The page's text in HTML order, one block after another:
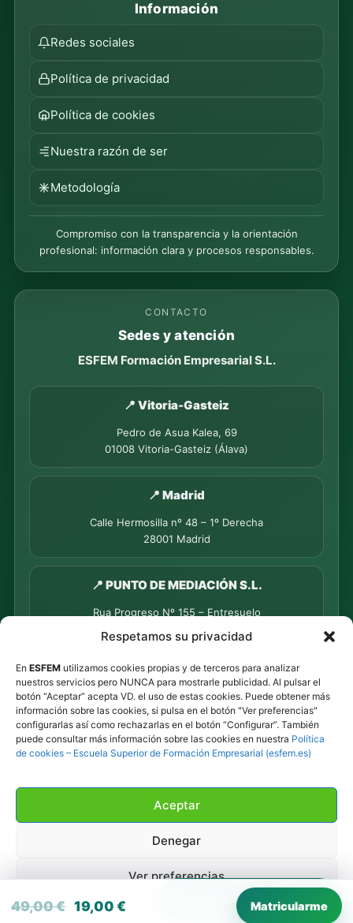
Respetamos su privacidad
En ESFEM utilizamos cookies propias y de terceros para analizar
nuestros servicios pero NUNCA para mostrarle publicidad. Al pulsar el
botón “Aceptar” acepta VD. el uso de estas cookies. Puede obtener más
información sobre las cookies, si pulsa en el botón "Ver preferencias"
configurarlas así como rechazarlas en el botón “Configurar”. También
puede consultar más información sobre las cookies en nuestra Política
de cookies – Escuela Superior de Formación Empresarial (esfem.es)
Aceptar
Denegar
Ver preferencias
Política de cookies Política de privacidad
Habla con una asesora
49,00€ El precio original era: 49,00 €.
19,00€ El precio actual es: 19,00 €.
Matricularme
Información
Redes sociales
Política de privacidad
Política de cookies
Nuestra razón de ser
Metodología
Compromiso con la transparencia y la orientación
profesional: información clara y procesos responsables.
CONTACTO
Sedes y atención
ESFEM Formación Empresarial S.L.
📍 Vitoria-Gasteiz
Pedro de Asua Kalea, 69
01008 Vitoria-Gasteiz (Álava)
📍 Madrid
Calle Hermosilla nº 48 – 1º Derecha
28001 Madrid
📍 PUNTO DE MEDIACIÓN S.L.
Rua Progreso Nº 155 – Entresuelo
32003 Ourense
639 44 55 73
647 500 435
Tel. 945 492 491
Email info@esfem.net
Atención online en toda España · Respuesta ágil por
WhatsApp y correo.
©2026ESFEM · Todos los derechos reservados.
Contacto